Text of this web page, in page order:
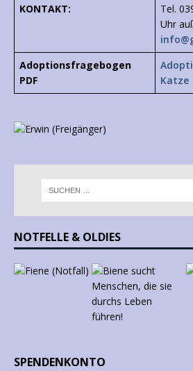
KONTAKT:
Tel.
Uhr
Adoptionsfragebogen
PDF
Katze
NOTFELLE & OLDIES
SPENDENKONTO